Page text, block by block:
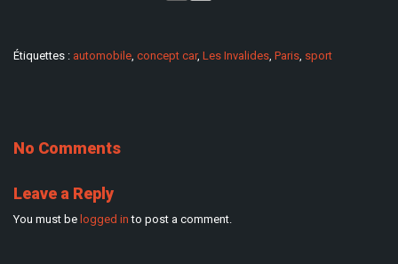
Étiquettes : automobile, concept car, Les Invalides, Paris, sport
No Comments
Leave a Reply
You must be logged in to post a comment.